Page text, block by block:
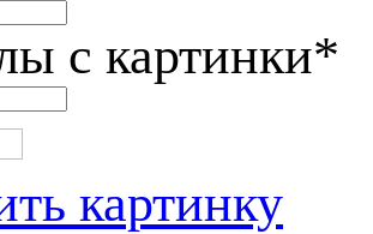
с картинки*
картинку